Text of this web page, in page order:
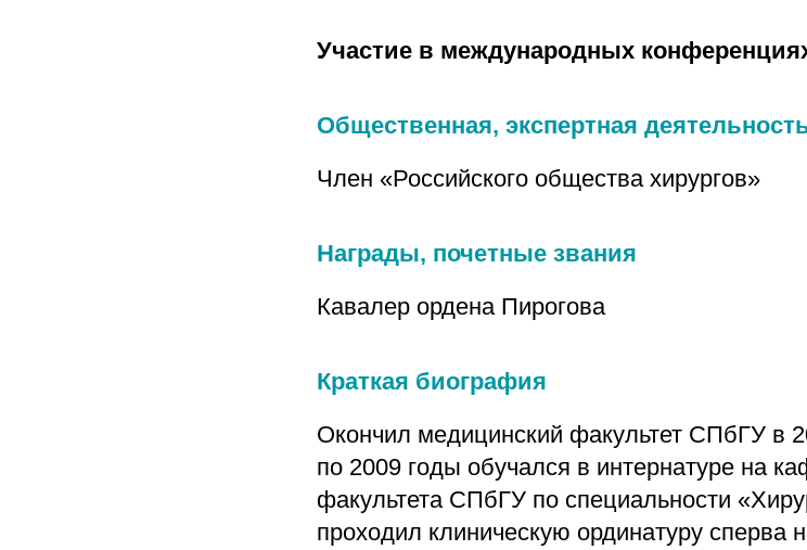
Участие в международных
Общественная, экспертная
Член «Российского общества хирургов»
Награды, почетные звания
Кавалер ордена Пирогова
Краткая биография
Окончил медицинский факультет СПбГУ в
по 2009 годы обучался в интернатуре на
факультета СПбГУ по специальности
проходил клиническую ординатуру сперва